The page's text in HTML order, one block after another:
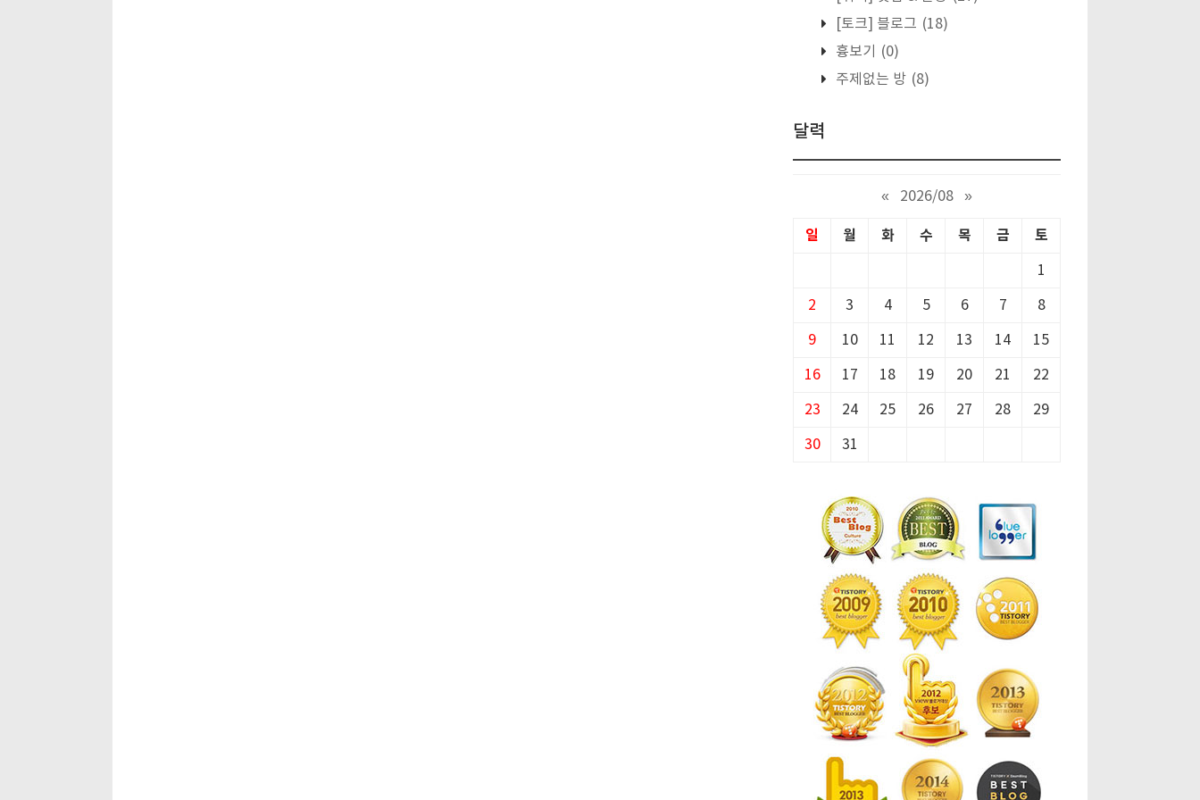
[토크] 블로그 (18)
흉보기
(0)
주제없는 방 (8)
달력
« 2026/08 »
일 월 화 수 목 금 토
1
2 3 4 5 6 7 8
9 10 11 12 13 14 15
16 17 18 19 20 21 22
23 24 25 26 27 28 29
30 31